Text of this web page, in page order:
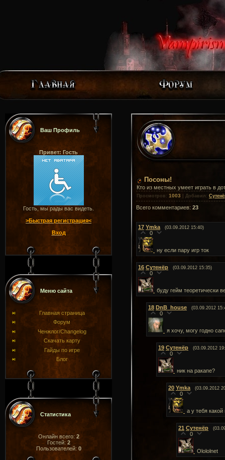
Ваш Профиль
Привет: Гость
Гость, мы рады вас видеть.
>Быстрая регистрация<
Вход
Меню сайта
Главная страница
Форум
Ченжлог/Changelog
Скачать карту
Гайды по игре
Блог
Статистика
Онлайн всего: 2
Гостей: 2
Пользователей: 0
Посоны!
Кто из местных умеет играть в
Просмотров : 1003 Добавил :
Всего комментариев: 23
17 Ymka (03.09.2012 15:40)
0
ну если пару игр ток
16 Сутенёр (03.09.2012 15:35)
0
буду гейм теоретически
18 DnB_house (03.09.2012
0
я хочу, могу годно
19 Сутенёр (03.09.2012
0
ник на ракапе?
20 Ymka (03.09.2012
0
а у тебя
21 Сутенёр
0
Olololnet